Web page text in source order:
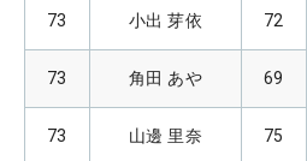
73 小出 芽依 72
73 角田 あや 69
73 山邊 里奈 75